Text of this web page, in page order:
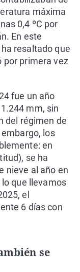
máxima
0,4 ºC por
En este
resaltado que
por primera vez
fue un año
mm, sin
del régimen de
embargo, los
en
se ha
nieve al año en
lo que llevamos
el
6 días con
se